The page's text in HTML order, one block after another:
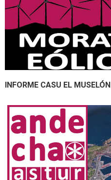
INFORME CASU EL MUSELÓN